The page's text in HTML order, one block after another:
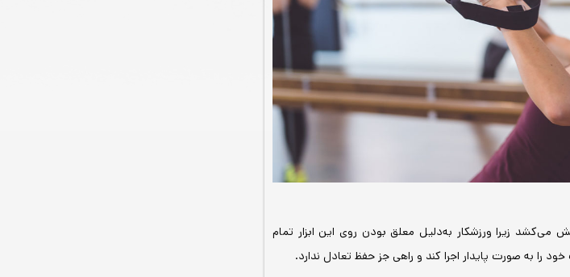
می‌کشد زیرا ورزشکار به‌دلیل معلق بودن روی این ابزار تمام
را به صورت پایدار اجرا کند و راهی جز حفظ تعادل ندارد.